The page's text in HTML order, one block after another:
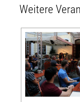
Weitere